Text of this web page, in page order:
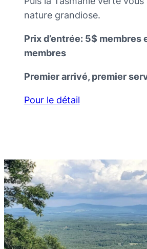
nature grandiose.
Prix d’entrée: 5$ membres
membres
Premier arrivé, premier
Pour le détail